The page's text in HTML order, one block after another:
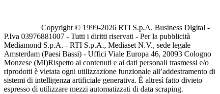
Copyright © 1999-2026 RTI S.p.A. Business Digital -
P.Iva 03976881007 - Tutti i diritti riservati - Per la pubblicità
Mediamond S.p.A. - RTI S.p.A., Mediaset N.V., sede legale
Amsterdam (Paesi Bassi) - Uffici Viale Europa 46, 20093 Cologno
Monzese (MI)Rispetto ai contenuti e ai dati personali trasmessi e/o
riprodotti è vietata ogni utilizzazione funzionale all’addestramento di
sistemi di intelligenza artificiale generativa. È altresì fatto divieto
espresso di utilizzare mezzi automatizzati di data scraping.